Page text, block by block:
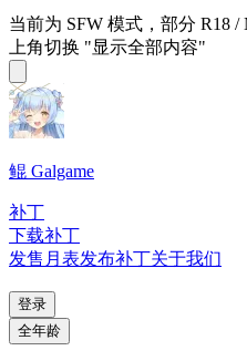
当前为 SFW 模式，部分 R18
上角切换 "显示全部内容"
鲲 Galgame
补丁
下载补丁
发售月表发布补丁关于我们
登录
全年龄